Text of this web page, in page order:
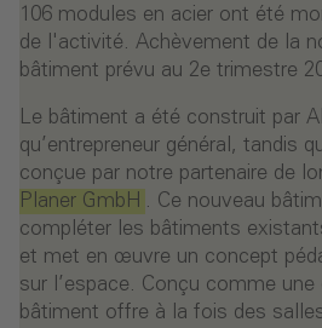
106 modules en acier ont été
de l'activité. Achèvement de la
bâtiment prévu au 2e trimestre
Le bâtiment a été construit par
qu’entrepreneur général, tandis
conçue par notre partenaire de
Planer GmbH . Ce nouveau
compléter les bâtiments
et met en œuvre un concept
sur l’espace. Conçu comme
bâtiment offre à la fois des